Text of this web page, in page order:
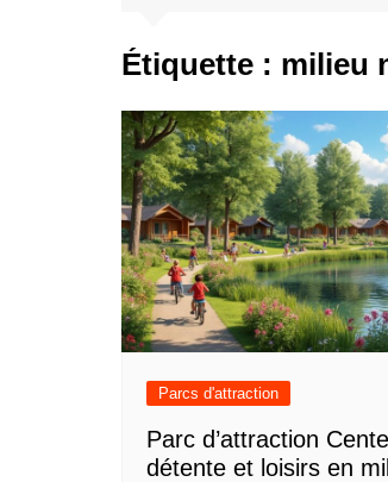
Étiquette : milieu
Parcs d'attraction
Parc d’attraction
détente et loisirs en